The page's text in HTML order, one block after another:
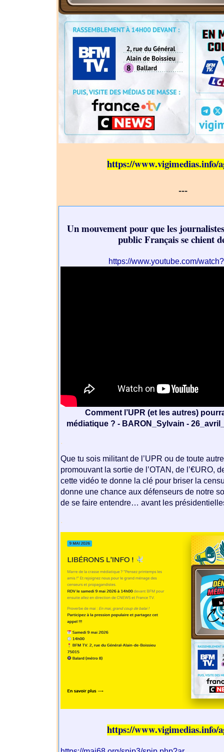
https://www.vigimedias.info/
---
Un mouvement pour que les
public Français se chient
https://www.youtube.com/
Comment l’UPR (et les autres)
médiatique ? - BARON_Sylvain -
.
Que tu sois militant de l’UPR ou de toute
promouvant la sortie de l’OTAN, de l’€URO,
cette vidéo te donne la clé pour briser la
donne une chance aux défenseurs de notre
de se faire entendre… avant les
.
https://www.vigimedias.info/